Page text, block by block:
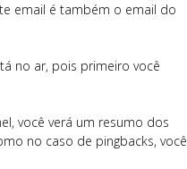
email é também o email do
no ar, pois primeiro você
você verá um resumo dos
no caso de pingbacks, você